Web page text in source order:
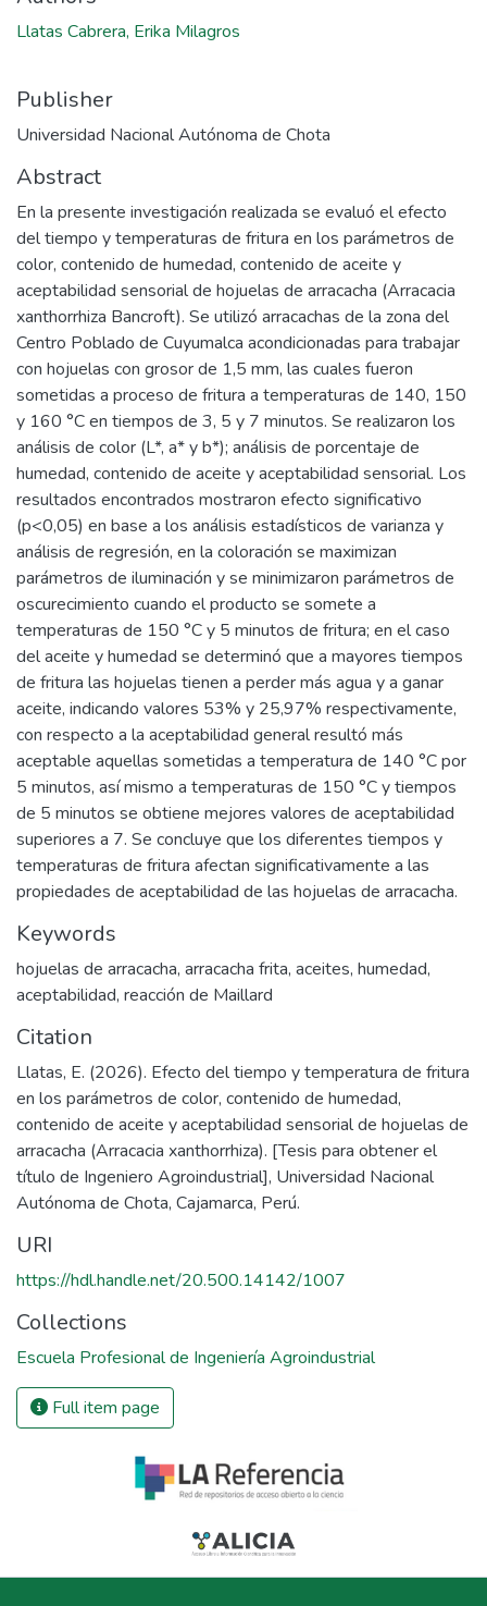
Llatas Cabrera, Erika Milagros
Publisher
Universidad Nacional Autónoma de Chota
Abstract
En la presente investigación realizada se evaluó el efecto
del tiempo y temperaturas de fritura en los parámetros de
color, contenido de humedad, contenido de aceite y
aceptabilidad sensorial de hojuelas de arracacha (Arracacia
xanthorrhiza Bancroft). Se utilizó arracachas de la zona del
Centro Poblado de Cuyumalca acondicionadas para trabajar
con hojuelas con grosor de 1,5 mm, las cuales fueron
sometidas a proceso de fritura a temperaturas de 140, 150
y 160 °C en tiempos de 3, 5 y 7 minutos. Se realizaron los
análisis de color (L*, a* y b*); análisis de porcentaje de
humedad, contenido de aceite y aceptabilidad sensorial. Los
resultados encontrados mostraron efecto significativo
(p<0,05) en base a los análisis estadísticos de varianza y
análisis de regresión, en la coloración se maximizan
parámetros de iluminación y se minimizaron parámetros de
oscurecimiento cuando el producto se somete a
temperaturas de 150 °C y 5 minutos de fritura; en el caso
del aceite y humedad se determinó que a mayores tiempos
de fritura las hojuelas tienen a perder más agua y a ganar
aceite, indicando valores 53% y 25,97% respectivamente,
con respecto a la aceptabilidad general resultó más
aceptable aquellas sometidas a temperatura de 140 °C por
5 minutos, así mismo a temperaturas de 150 °C y tiempos
de 5 minutos se obtiene mejores valores de aceptabilidad
superiores a 7. Se concluye que los diferentes tiempos y
temperaturas de fritura afectan significativamente a las
propiedades de aceptabilidad de las hojuelas de arracacha.
Keywords
hojuelas de arracacha, arracacha frita, aceites, humedad,
aceptabilidad, reacción de Maillard
Citation
Llatas, E. (2026). Efecto del tiempo y temperatura de fritura
en los parámetros de color, contenido de humedad,
contenido de aceite y aceptabilidad sensorial de hojuelas de
arracacha (Arracacia xanthorrhiza). [Tesis para obtener el
título de Ingeniero Agroindustrial], Universidad Nacional
Autónoma de Chota, Cajamarca, Perú.
URI
https://hdl.handle.net/20.500.14142/1007
Collections
Escuela Profesional de Ingeniería Agroindustrial
Full item page